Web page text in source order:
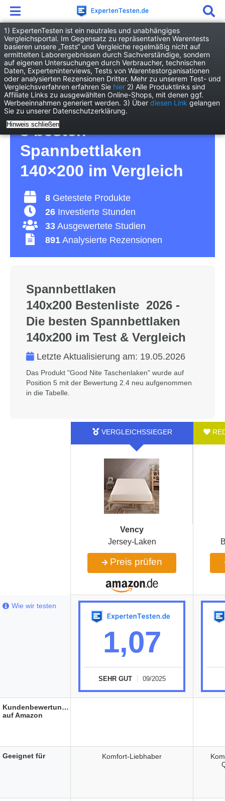
Haushalt
Wohnen
Spannbettlaken 140x200
Spannbettlaken
140×200 Test 2026 • Die
8 besten
Spannbettlaken
140×200 im Vergleich
8 Getestete Produkte
26 Investierte Stunden
33 Ausgewertete Studien
891 Analysierte Rezensionen
Spannbettlaken
140x200 Bestenliste 2026 -
Die besten Spannbettlaken
140x200 im Test & Vergleich
Letzte Aktualisierung am: 19.05.2026
Das Produkt "‎Good Nite Taschenlaken" wurde auf
Position 5 mit der Bewertung 2.4 neu aufgenommen
in die Tabelle.
Vency
Jersey-Laken
Preis prüfen
1,07
SEHR GUT 09/2025
Komfort-Liebhaber
Wie wir testen
Kundenbewertungen
auf Amazon
Geeignet für
1) ExpertenTesten ist ein neutrales und unabhängiges
Vergleichsportal. Im Gegensatz zu repräsentativen Warentests
basieren unsere „Tests“ und Vergleiche regelmäßig nicht auf
ermittelten Laborergebnissen durch Sachverständige, sondern
auf eigenen Untersuchungen durch Verbraucher, technischen
Daten, Experteninterviews, Tests von Warentestorganisationen
oder analysierten Rezensionen Dritter. Mehr zu unserem Test- und
Vergleichsverfahren erfahren Sie hier 2) Alle Produktlinks sind
Affiliate Links zu ausgewählten Online-Shops, mit denen ggf.
Werbeeinnahmen generiert werden. 3) Über diesen Link gelangen
Sie zu unserer Datenschutzerklärung.
Hinweis schließen